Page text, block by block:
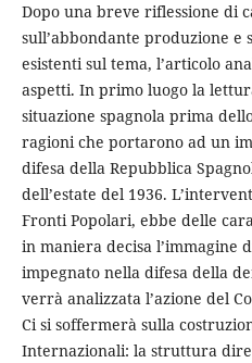
Dopo una breve riflessione di
sull’abbondante produzione
esistenti sul tema, l’articolo
aspetti. In primo luogo la
situazione spagnola prima
ragioni che portarono ad un
difesa della Repubblica
dell’estate del 1936.
Fronti Popolari, ebbe delle
in maniera decisa l’immagine
impegnato nella difesa della
verrà analizzata l’azione del
Ci si soffermerà sulla
Internazionali: la struttura